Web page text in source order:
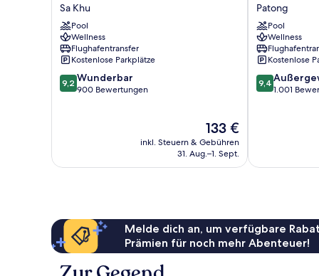
and
Spa,
Nai
Yang
Beach
Sa
Khu
Sa Khu
Pool
Wellness
Flughafentransfer
Kostenlose Parkplätze
9.2
von
9,2 Wunderbar
900 Bewertungen
Der
Preis
beträgt
133 €
inkl. Steuern & Gebühren
31. Aug.–1. Sept.
&
Spa,
Merlin
Beach
Patong
Patong
Pool
Wellness
Kostenlose
9.4
von
9,4
1.001
Melde dich an, um verfügbare
Prämien für noch mehr Abenteuer!